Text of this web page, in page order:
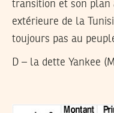
transition et son plan
extérieure de la
toujours pas au
D – la dette Yankee